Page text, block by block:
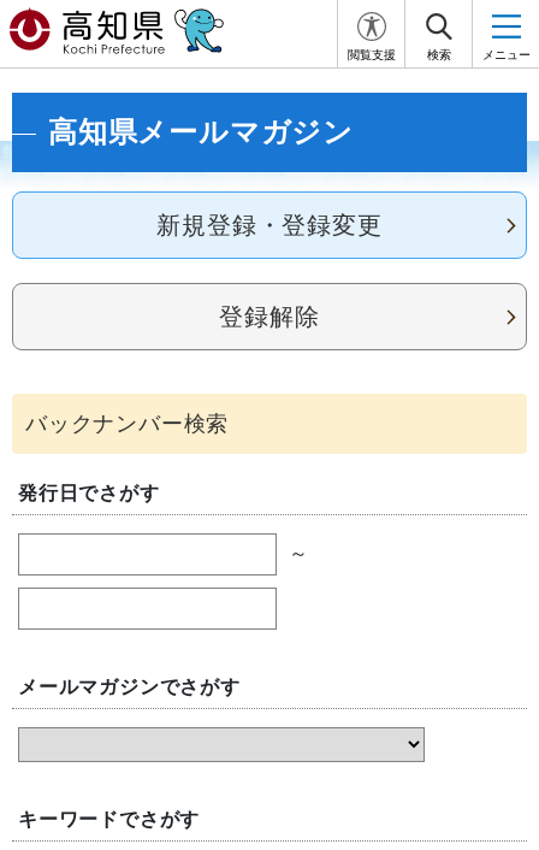
閲覧支援 検索 メニュー
高知県メールマガジン
新規登録・登録変更
登録解除
発行日でさがす
～
メールマガジンでさがす
キーワードでさがす